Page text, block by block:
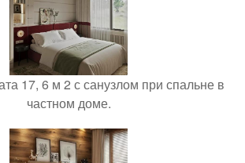
17, 6 м 2 с санузлом при спальне в
частном доме.